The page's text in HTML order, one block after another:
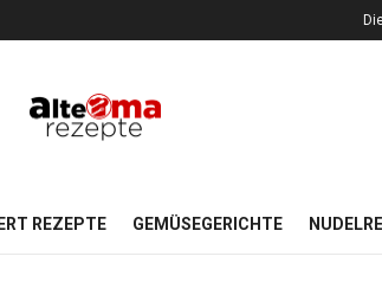
REZEPTE GEMÜSEGERICHTE